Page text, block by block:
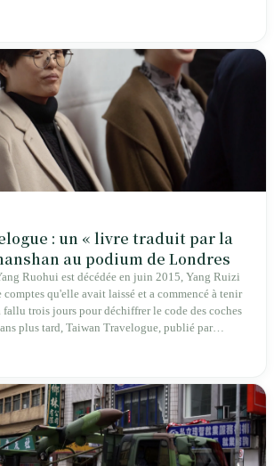
de mutisme générationnel en une
du collège.
: un « livre traduit par la
au podium de Londres
Ruohui est décédée en juin 2015, Yang Ruizi
comptes qu'elle avait laissé et a commencé à tenir
trois jours pour déchiffrer le code des coches
plus tard, Taiwan Travelogue, publié par
« par Chihako Aoyama, traduit par Yang
sous le nom de sa sœur.